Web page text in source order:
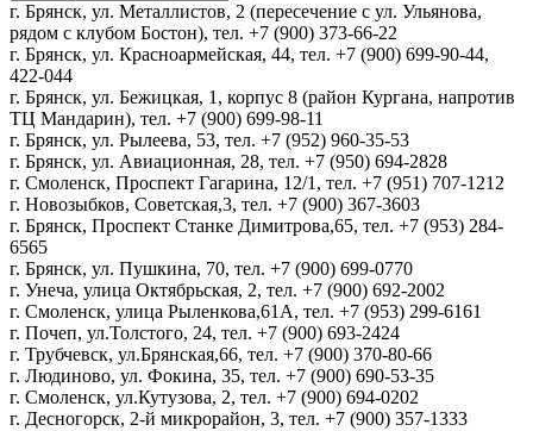
г. Брянск, ул. Металлистов, 2 (пересечение с ул. Ульянова,
рядом с клубом Бостон), тел. +7 (900) 373-66-22
г. Брянск, ул. Красноармейская, 44, тел. +7 (900) 699-90-44,
422-044
г. Брянск, ул. Бежицкая, 1, корпус 8 (район Кургана, напротив
ТЦ Мандарин), тел. +7 (900) 699-98-11
г. Брянск, ул. Рылеева, 53, тел. +7 (952) 960-35-53
г. Брянск, ул. Авиационная, 28, тел. +7 (950) 694-2828
г. Смоленск, Проспект Гагарина, 12/1, тел. +7 (951) 707-1212
г. Новозыбков, Советская,3, тел. +7 (900) 367-3603
г. Брянск, Проспект Станке Димитрова,65, тел. +7 (953) 284-
6565
г. Брянск, ул. Пушкина, 70, тел. +7 (900) 699-0770
г. Унеча, улица Октябрьская, 2, тел. +7 (900) 692-2002
г. Смоленск, улица Рыленкова,61А, тел. +7 (953) 299-6161
г. Почеп, ул.Толстого, 24, тел. +7 (900) 693-2424
г. Трубчевск, ул.Брянская,66, тел. +7 (900) 370-80-66
г. Людиново, ул. Фокина, 35, тел. +7 (900) 690-53-35
г. Смоленск, ул.Кутузова, 2, тел. +7 (900) 694-0202
г. Десногорск, 2-й микрорайон, 3, тел. +7 (900) 357-1333